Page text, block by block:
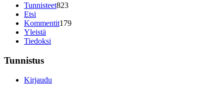
Tunnisteet823
Etsi
Kommentit179
Yleistä
Tiedoksi
Tunnistus
Kirjaudu